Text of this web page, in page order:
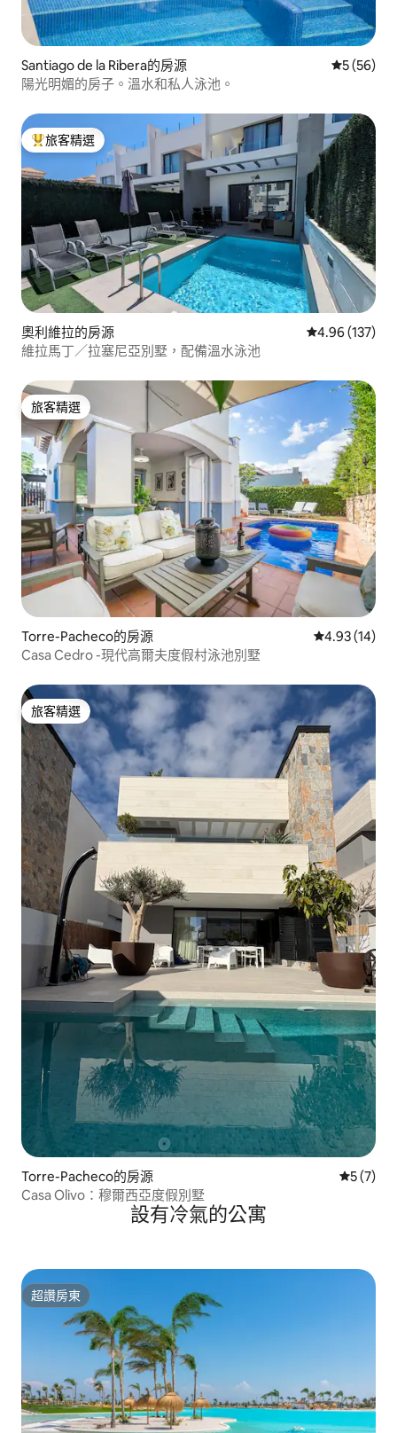
Santiago de la Ribera的房源 從 56 則評
5 (56)
陽光明媚的房子。溫水和私人泳池。
旅客精選榜首
旅客精選
奧利維拉的房源 從 137 則評價
4.96 (137)
維拉馬丁／拉塞尼亞別墅，配備溫水泳池
旅客精選
旅客精選
Torre-Pacheco的房源 從 14 則評價
4.93 (14)
Casa Cedro -現代高爾夫度假村泳池別墅
旅客精選
旅客精選
Torre-Pacheco的房源 從 7 則評
5 (7)
Casa Olivo：穆爾西亞度假別墅
設有冷氣的公寓
超讚房東
超讚房東